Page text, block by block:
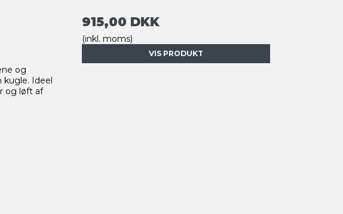
og
Ideel
og løft af
915,00 DKK
(inkl. moms)
VIS PRODUKT